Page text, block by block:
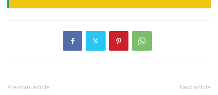
Previous article Next article